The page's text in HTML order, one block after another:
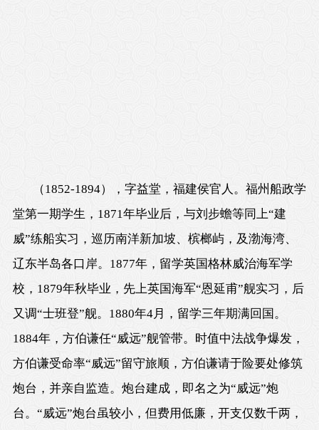
（1852-1894），字益堂，福建侯官人。福州船政学
堂第一期学生，1871年毕业后，与刘步蟾等同上“建
威”练船实习，巡历南洋新加坡、槟榔屿，及渤海湾、
辽东半岛各口岸。1877年，留学英国格林威治海军学
校，1879年秋毕业，先上英国海军“恩延甫”舰实习，后
又调“士班登”舰。1880年4月，留学三年期满回国。
1884年，方伯谦任“威远”舰管带。时值中法战争爆发，
方伯谦受命率“威远”留守旅顺，方伯谦请于险要处修筑
炮台，并亲自监造。炮台建成，即名之为“威远”炮
台。“威远”炮台虽较小，但费用低廉，开支仅数千两，